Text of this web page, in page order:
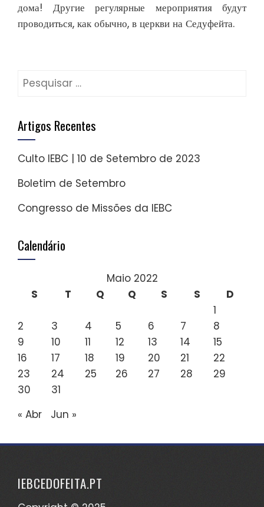
дома! Другие регулярные мероприятия будут
проводиться, как обычно, в церкви на Седуфейта.
Pesquisar
Artigos Recentes
Culto IEBC | 10 de Setembro de 2023
Boletim de Setembro
Congresso de Missões da IEBC
Calendário
Maio 2022
S
T Q Q S S
D
1
2
3 4 5 6 7
8
9
10 11 12 13 14
15
16
17 18 19 20 21
22
23
24 25 26 27 28
29
30
31
« Abr
Jun »
IEBCEDOFEITA.PT